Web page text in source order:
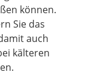
können.
Sie das
auch
kälteren